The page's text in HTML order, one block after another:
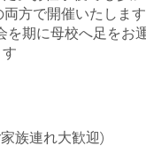
両方で開催いたし
を期に母校へ足を
族連れ大歓迎)